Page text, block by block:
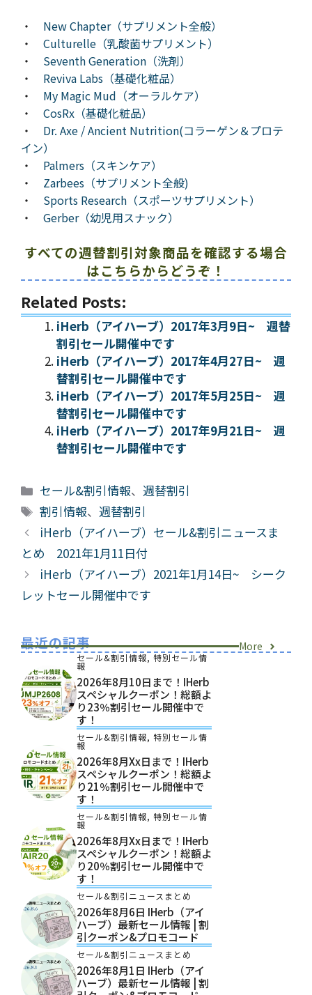
・ New Chapter（サプリメント全般）
・ Culturelle（乳酸菌サプリメント）
・ Seventh Generation（洗剤）
・ Reviva Labs（基礎化粧品）
・ My Magic Mud（オーラルケア）
・ CosRx（基礎化粧品）
・ Dr. Axe / Ancient Nutrition(コラーゲン＆プロテ
イン）
・ Palmers（スキンケア）
・ Zarbees（サプリメント全般)
・ Sports Research（スポーツサプリメント）
・ Gerber（幼児用スナック）
すべての週替割引対象商品を確認する場合
はこちらからどうぞ！
Related Posts:
iHerb（アイハーブ）2017年3月9日~ 週替
割引セール開催中です
iHerb（アイハーブ）2017年4月27日~ 週
替割引セール開催中です
iHerb（アイハーブ）2017年5月25日~ 週
替割引セール開催中です
iHerb（アイハーブ）2017年9月21日~ 週
替割引セール開催中です
カ
テ
ゴ
リ
ー
セール&割引情報、週替割引
タ
グ
割引情報、週替割引
iHerb（アイハーブ）セール&割引ニュースま
とめ 2021年1月11日付
iHerb（アイハーブ）2021年1月14日~ シーク
レットセール開催中です
最近の記事 More
セール&割引情報, 特別セール情
報
2026年8月10日まで！iHerb
スペシャルクーポン！総額よ
り23％割引セール開催中で
す！
セール&割引情報, 特別セール情
報
2026年8月xx日まで！iHerb
スペシャルクーポン！総額よ
り21％割引セール開催中で
す！
セール&割引情報, 特別セール情
報
2026年8月xx日まで！iHerb
スペシャルクーポン！総額よ
り20％割引セール開催中で
す！
セール&割引ニュースまとめ
2026年8月6日 IHerb（アイ
ハーブ）最新セール情報 | 割
引クーポン&プロモコード
セール&割引ニュースまとめ
2026年8月1日 IHerb（アイ
ハーブ）最新セール情報 | 割